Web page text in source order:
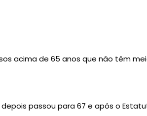
acima de 65 anos que não têm
passou para 67 e após o